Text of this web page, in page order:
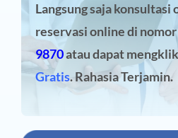
Langsung saja konsultasi
reservasi onlinedi nomor
9870atau dapat
Gratis. Rahasia Terjamin.